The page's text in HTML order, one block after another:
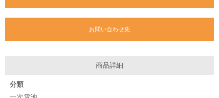
お問い合わせ先
商品詳細
分類